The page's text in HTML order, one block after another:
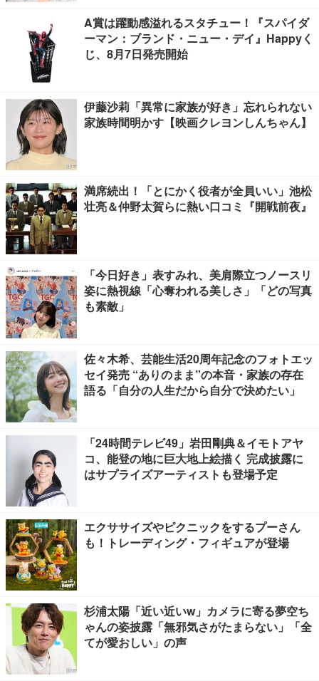
A賞は躍動感溢れるスタチュー！『スパイダ
ーマン：ブランド・ニュー・デイ』Happyく
じ、8月7日発売開始
伊藤沙莉「異常に家族が好き」忘れられない
家族時間明かす【映画クレヨンしんちゃん】
満席続出！「とにかく役者が全員いい」池松
壮亮＆仲野太賀らに熱い口コミ『開戦前夜』
「今日好き」表すみれ、美肩際立つノースリ
姿に熱視線「心奪われる美しさ」「どの写真
も素敵」
佐々木希、芸能生活20周年記念のフォトエッ
セイ発売 “ありのまま”の本音・家族の存在
語る「自分の人生だから自分で決めたい」
「24時間テレビ49」岩田剛典＆イモトアヤ
コ、能登の地に巨大地上絵描く 完成披露に
はサプライズアーティストも登場予定
エクササイズやピクニックをするプーさん
も！トレーディング・フィギュアが登場
杉浦太陽「近い近いw」カメラに寄る夢空ち
ゃんの姿披露「無邪気さがたまらない」「全
てが愛おしい」の声